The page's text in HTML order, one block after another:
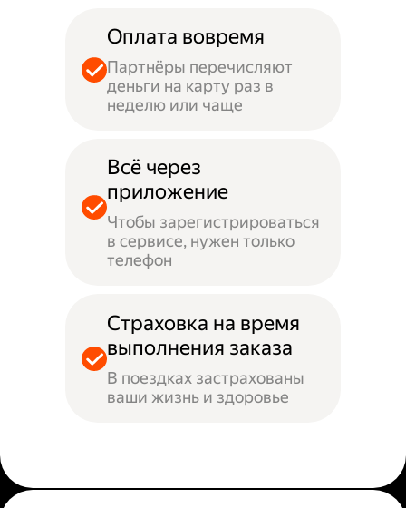
Оплата вовремя
Партнёры перечисляют
деньги на карту раз в
неделю или чаще
Всё через
приложение
Чтобы зарегистрироваться
в сервисе, нужен только
телефон
Страховка на время
выполнения заказа
В поездках застрахованы
ваши жизнь и здоровье